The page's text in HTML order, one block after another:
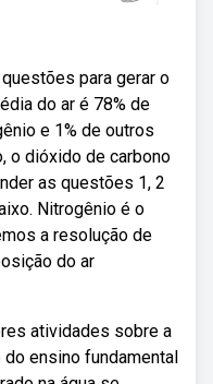
para gerar o
do ar é 78% de
e 1% de outros
o dióxido de carbono
as questões 1, 2
Nitrogênio é o
a resolução de
do ar
atividades sobre a
do ensino fundamental